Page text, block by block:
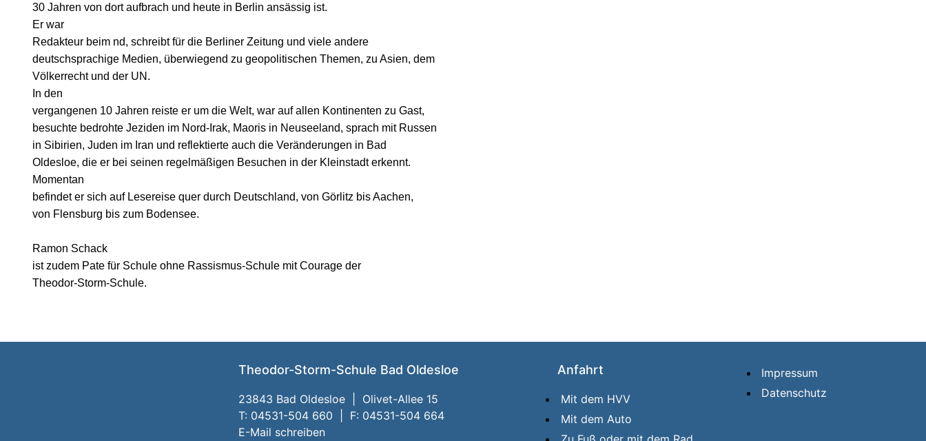
30 Jahren von dort aufbrach und heute in Berlin ansässig ist.
Er war
Redakteur beim nd, schreibt für die Berliner Zeitung und viele andere
deutschsprachige Medien, überwiegend zu geopolitischen Themen, zu Asien, dem
Völkerrecht und der UN.
In den
vergangenen 10 Jahren reiste er um die Welt, war auf allen Kontinenten zu Gast,
besuchte bedrohte Jeziden im Nord-Irak, Maoris in Neuseeland, sprach mit Russen
in Sibirien, Juden im Iran und reflektierte auch die Veränderungen in Bad
Oldesloe, die er bei seinen regelmäßigen Besuchen in der Kleinstadt erkennt.
Momentan
befindet er sich auf Lesereise quer durch Deutschland, von Görlitz bis Aachen,
von Flensburg bis zum Bodensee.
Ramon Schack
ist zudem Pate für Schule ohne Rassismus-Schule mit Courage der
Theodor-Storm-Schule.
Theodor-Storm-Schule Bad Oldesloe
23843 Bad Oldesloe | Olivet-Allee 15
T: 04531-504 660 | F: 04531-504 664
E-Mail schreiben
Anfahrt
Mit dem HVV
Mit dem Auto
Impressum
Datenschutz